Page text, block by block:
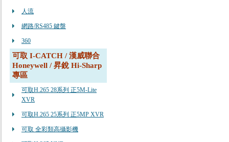
人流
網路/RS485 鍵盤
360
可取 I-CATCH / 漢威聯合
Honeywell / 昇銳 Hi-Sharp
專區
可取H.265 28系列 正5M-Lite
XVR
可取H.265 25系列 正5MP XVR
可取 全彩類高攝影機